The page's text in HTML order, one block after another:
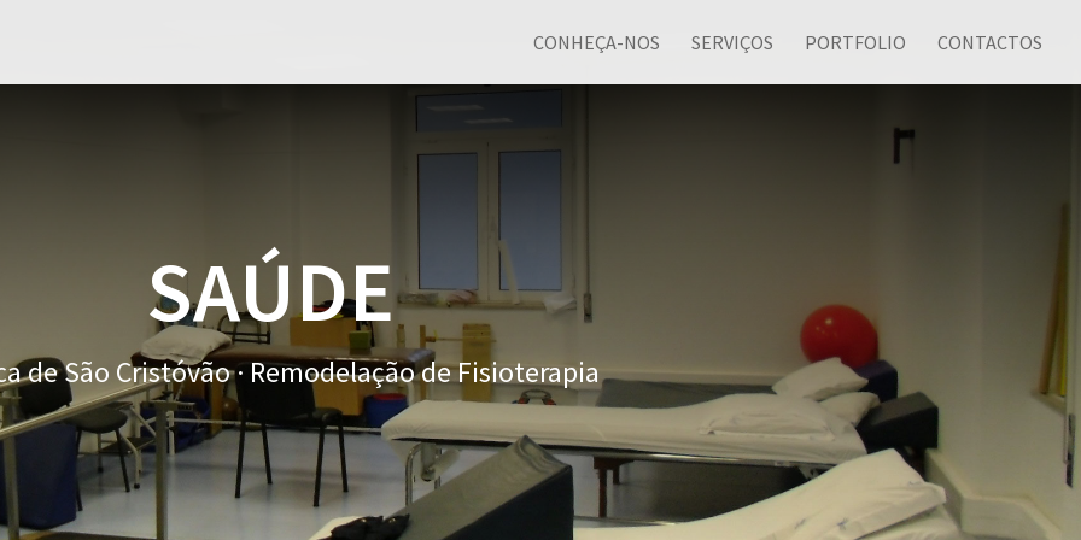
CONHEÇA-NOS SERVIÇOS PORTFOLIO CONTACTOS
SAÚDE
de São Cristóvão · Remodelação de Fisioterapia